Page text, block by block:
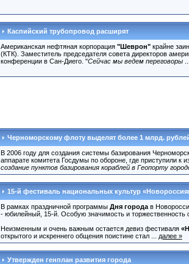
Каспийский трубопровод расширят
Американская нефтяная корпорация "Шеврон"крайне
(КТК). Заместитель председателя совета директоров
конференции в Сан-Диего. "Сейчас мы ведем переговоры...
Черноморскому флоту выделят более 1 млрд.
В 2006 году для создания системы базирования
аппарате комитета Госдумы по обороне, где приступили к
создание пунктов базирования кораблей в Геопорту
15-й фестиваль национальных культур
В рамках праздничной программы Дня городав
- юбилейный, 15-й. Особую значимость и торжественность
Неизменным и очень важным остается девиз фестиваля
открытого и искреннего общения поистине стал ...
далее »
Утвержден генплан развития города